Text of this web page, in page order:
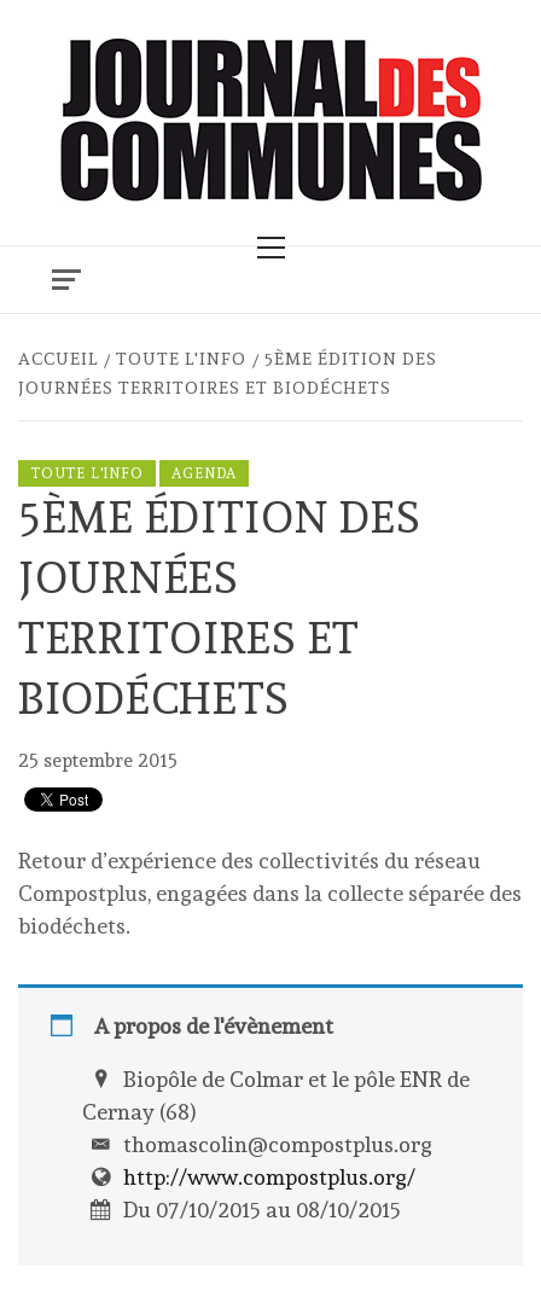
Menu
ACCUEIL TOUTE L'INFO
5ÈME ÉDITION DES
JOURNÉES TERRITOIRES ET BIODÉCHETS
TOUTE L'INFO AGENDA
5ÈME ÉDITION DES
JOURNÉES
TERRITOIRES ET
BIODÉCHETS
25 septembre 2015
Retour d’expérience des collectivités du réseau
Compostplus, engagées dans la collecte séparée des
biodéchets.
A propos de l'évènement
Biopôle de Colmar et le pôle ENR de
Cernay (68)
thomascolin@compostplus.org
http://www.compostplus.org/
Du 07/10/2015 au 08/10/2015